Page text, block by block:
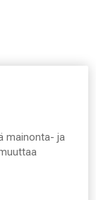
mainonta- ja